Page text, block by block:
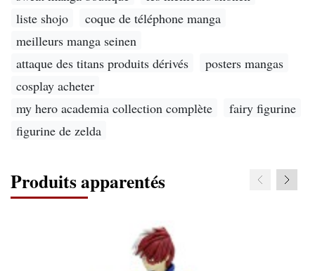
liste shojo
coque de téléphone manga
meilleurs manga seinen
attaque des titans produits dérivés
posters mangas
cosplay acheter
my hero academia collection complète
fairy figurine
figurine de zelda
Produits apparentés